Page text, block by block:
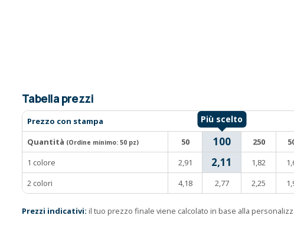
Tabella prezzi
Prezzo con stampa
Quantità (Ordine minimo: 50 pz) 50 100 250
1 colore
2,91 2,11 1,82
2 colori
4,18 2,77 2,25
Prezzi indicativi: il tuo prezzo finale viene calcolato in base alla